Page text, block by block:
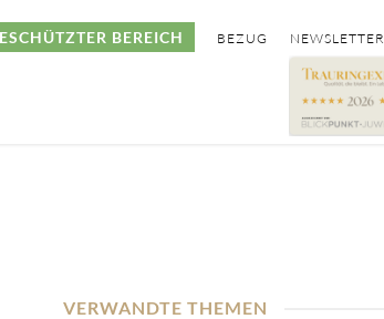
BEREICH BEZUG NEWSLETTER
VERWANDTE THEMEN